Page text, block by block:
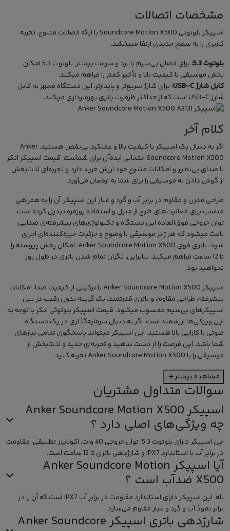
مشخصات اتصالات
اسپیکر بلوتوثی Soundcore Motion X500 با ارائه اتصالات متنوع، تجربه
کاربری را به سطح جدیدی ارتقا میبخشد.
بلوتوث 5.3:
برای اتصال بی‌سیم با برد و سرعت بیشتر، بلوتوث 5.3 امکان
پخش موسیقی با کیفیت بالا و تأخیر کمتر را فراهم میکند.
کابل شارژ USB-C
: برای شارژ سریع‌تر و پایدارتر، این دستگاه مجهز به کابل
شارژ USB-C است که از حداکثر ظرفیت باتری بهره‌برداری میکند.
کلام آخر
اگر به دنبال یک اسپیکر با کیفیت بالا و عملکرد بی‌نقص هستید، Anker
Soundcore Motion X500 انتخابی ایده‌آل برای شماست.
قیمت اسپیکر انکر
با صدای بی‌نظیر و امکانات متنوع خود ارزش خرید دارد و تجربه‌ای لذت‌بخش
از گوش دادن به موسیقی را برای شما به ارمغان می‌آورد.
طراحی مدرن و مقاوم در برابر آب و گرد و غبار این اسپیکر، آن را به همراهی
مناسب برای فعالیت‌های خارج از منزل و استفاده روزمره تبدیل کرده است.
توان خروجی فوق‌العاده این دستگاه و تکنولوژی‌های پیشرفته‌ی صدایی
باعث میشود که هر ژانر موسیقی با وضوح و جزئیات خیره‌کننده‌ای اجرای
شود. باتری قوی Anker Soundcore Motion X500، امکان پخش پیوسته را
تا 12 ساعت فراهم میکند. بنابراین، نگران تمام شدن باتری در طول روز
نخواهید بود.
اسپیکر Anker Soundcore Motion X500 با ترکیبی از کیفیت صدا، امکانات
پیشرفته، طراحی مقاوم، و باتری قدرتمند، یک گزینه بدون رقیب در بین
اسپیکرهای بی‌سیم محسوب میشود. قیمت اسپیکربلوتوثی انکر با توجه به
این ویژکی‌ها ارزشمند است. اگر به دنبال سرمایه‌گذاری در یک دستگاه
صوتی با کارایی بالا هستید، این اسپیکر میتواند پاسخگوی تمامی نیازهای
شما باشد. این فرصت را از دست ندهید و تجربه‌ای جدید و لذت‌بخش از
موسیقی را با Anker Soundcore Motion X500 تجربه کنید.
مشاهده بیشتر
سوالات متداول مشتریان
اسپیکر Anker Soundcore Motion X500
چه ویژگی‌های اصلی دارد ؟
این اسپیکر دارای بلوتوث 5.3، توان خروجی 40 وات، اکولایزر تطبیقی، مقاومت
در برابر آب با استاندارد IPX7 و شارژدهی باتری تا 12 ساعت است.
آیا اسپیکر Anker Soundcore Motion
X500 ضدآب است ؟
بله، این اسپیکر دارای استاندارد مقاومت در برابر آب IPX7 است که آن را در
برابر نفوذ آب و گرد و غبار مقاوم می‌سازد.
شارژدهی باتری اسپیکر Anker Soundcore